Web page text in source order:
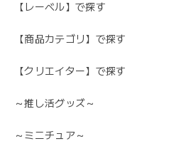
【レーベル】で探す
【商品カテゴリ】で探す
【クリエイター】で探す
～推し活グッズ～
～ミニチュア～